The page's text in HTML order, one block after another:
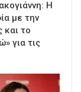
Η
με την
και το
για τις